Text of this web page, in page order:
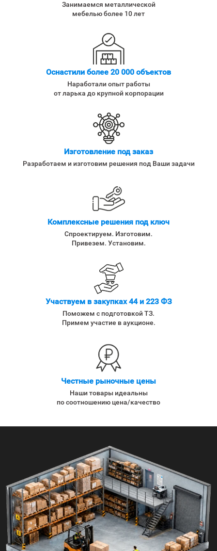
Занимаемся металлической
мебелью более 10 лет
Оснастили более 20 000 объектов
Наработали опыт работы
от ларька до крупной корпорации
Изготовление под заказ
Разработаем и изготовим решения под Ваши задачи
Комплексные решения под ключ
Спроектируем. Изготовим.
Привезем. Установим.
Участвуем в закупках 44 и 223 ФЗ
Поможем с подготовкой ТЗ.
Примем участие в аукционе.
Честные рыночные цены
Наши товары идеальны
по соотношению цена/качество